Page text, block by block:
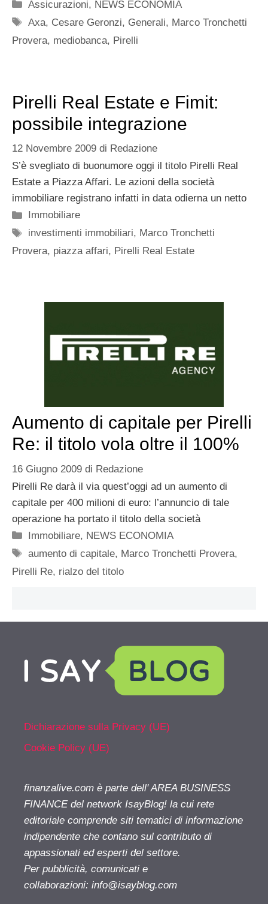
Categorie
Assicurazioni, NEWS ECONOMIA
Tag
Axa, Cesare Geronzi, Generali, Marco Tronchetti
Provera, mediobanca, Pirelli
Pirelli Real Estate e Fimit:
possibile integrazione
12 Novembre 2009 di Redazione
S’è svegliato di buonumore oggi il titolo Pirelli Real
Estate a Piazza Affari. Le azioni della società
immobiliare registrano infatti in data odierna un netto
Categorie
Immobiliare
Tag
investimenti immobiliari, Marco Tronchetti
Provera, piazza affari, Pirelli Real Estate
Aumento di capitale per Pirelli
Re: il titolo vola oltre il 100%
16 Giugno 2009 di Redazione
Pirelli Re darà il via quest’oggi ad un aumento di
capitale per 400 milioni di euro: l’annuncio di tale
operazione ha portato il titolo della società
Categorie
Immobiliare, NEWS ECONOMIA
Tag
aumento di capitale, Marco Tronchetti Provera,
Pirelli Re, rialzo del titolo
Dichiarazione sulla Privacy (UE)
Cookie Policy (UE)
finanzalive.com è parte dell' AREA BUSINESS
FINANCE del network IsayBlog! la cui rete
editoriale comprende siti tematici di informazione
indipendente che contano sul contributo di
appassionati ed esperti del settore.
Per pubblicità, comunicati e
collaborazioni: info@isayblog.com